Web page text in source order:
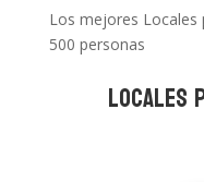
Los mejores Locales
500 personas
LOCALES